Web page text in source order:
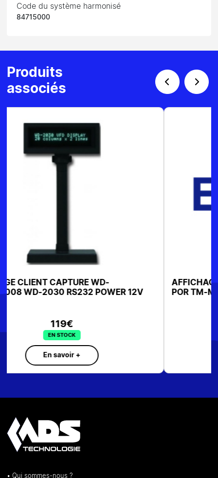
Code du système harmonisé
84715000
Produits
associés
AFFICHAGE CLIENT EPSON DM-D30 DISPLAY
POR TM-M30 A61CF26111
En savoir +
• Qui sommes-nous ?